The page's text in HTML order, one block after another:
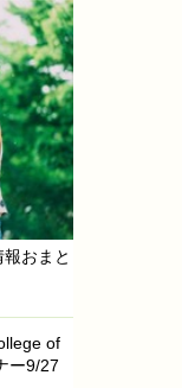
おまと
of
ー9/27